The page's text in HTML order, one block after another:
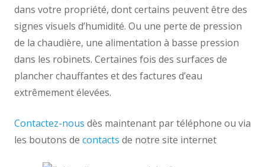
dans votre propriété, dont certains peuvent être des
signes visuels d’humidité. Ou une perte de pression
de la chaudière, une alimentation à basse pression
dans les robinets. Certaines fois des surfaces de
plancher chauffantes et des factures d’eau
extrêmement élevées.
Contactez-nous dès maintenant par téléphone ou via
les boutons de contacts de notre site internet